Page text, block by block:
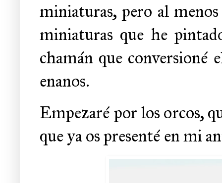
miniaturas, pero al
miniaturas que he
chamán que conversioné
enanos.
Empezaré por los orcos,
que ya os presenté en mi